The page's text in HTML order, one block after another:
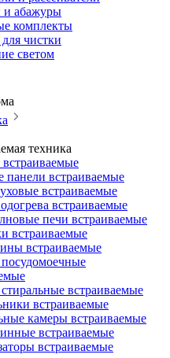
абажуры
комплекты
чистки
светом
техника
панели встраиваемые
встраиваемые
встраиваемые
печи встраиваемые
встраиваемые
встраиваемые
встраиваемые
встраиваемые
камеры встраиваемые
встраиваемые
встраиваемые